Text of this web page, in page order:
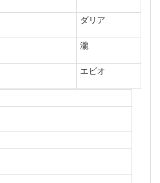
ダリア
瀧
エビオ